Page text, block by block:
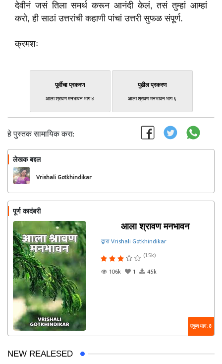
देवीनं जसं तिला समर्थ करून आनंदी केलं, तसं तुम्हां आम्हां
करो, ही साठां उत्तरांची कहाणी पांचां उत्तरी सुफळ संपूर्ण.
क्रमशः
पूर्वीचा प्रकरण
आला श्रावण मनभावन भाग ४
पुढील प्रकरण
आला श्रावण मनभावन भाग ६
हे पुस्तक सामायिक करा:
लेखक बद्दल
Vrishali Gotkhindikar
पूर्ण कादंबरी
आला श्रावण मनभावन
द्वारा Vrishali Gotkhindikar
(1.5k)
106k
1 45k
एकूण भाग : 8
NEW REALESED